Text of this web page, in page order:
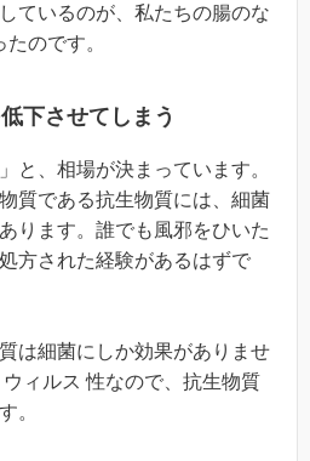
ているのが、私たちの腸のな
のです。
下させてしまう
と、相場が決まっています。
質である抗生物質には、細菌
ります。誰でも風邪をひいた
方された経験があるはずで
は細菌にしか効果がありませ
ィルス 性なので、抗生物質
。